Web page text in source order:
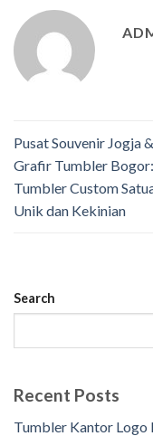
Pusat Souvenir Jogja
Grafir Tumbler
Tumbler Custom
Unik dan Kekinian
Search
Recent Posts
Tumbler Kantor Logo